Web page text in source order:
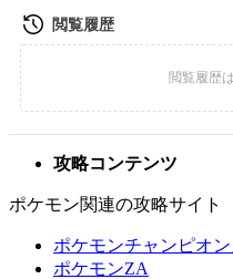
攻略コンテンツ
ポケモン関連の攻略サイト
ポケモンチャンピオ
ポケモンZA